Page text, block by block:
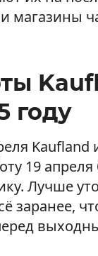
магазины
году
Kaufland
19
Лучше
заранее,